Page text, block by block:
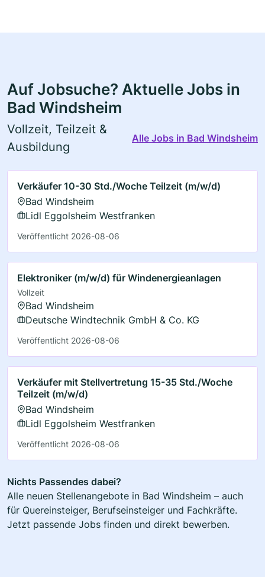
Auf Jobsuche? Aktuelle Jobs in
Bad Windsheim
Vollzeit, Teilzeit &
Ausbildung
Alle Jobs in Bad Windsheim
Verkäufer 10-30 Std./Woche Teilzeit (m/w/d)
Bad Windsheim
Lidl Eggolsheim Westfranken
Veröffentlicht 2026-08-06
Elektroniker (m/w/d) für Windenergieanlagen
Vollzeit
Bad Windsheim
Deutsche Windtechnik GmbH & Co. KG
Veröffentlicht 2026-08-06
Verkäufer mit Stellvertretung 15-35 Std./Woche
Teilzeit (m/w/d)
Bad Windsheim
Lidl Eggolsheim Westfranken
Veröffentlicht 2026-08-06
Nichts Passendes dabei?
Alle neuen Stellenangebote in Bad Windsheim – auch
für Quereinsteiger, Berufseinsteiger und Fachkräfte.
Jetzt passende Jobs finden und direkt bewerben.